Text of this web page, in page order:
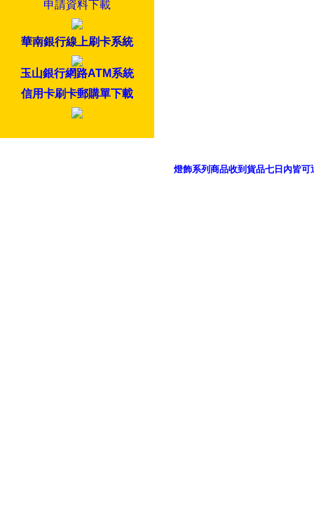
申請資料下載
華南銀行線上刷卡系統
玉山銀行網路ATM系統
信用卡刷卡郵購單下載
燈飾系列商品收到貨品七日內皆